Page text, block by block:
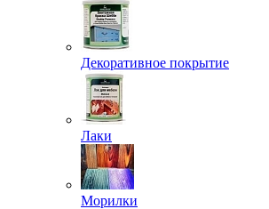
Декоративное покрытие
Лаки
Морилки